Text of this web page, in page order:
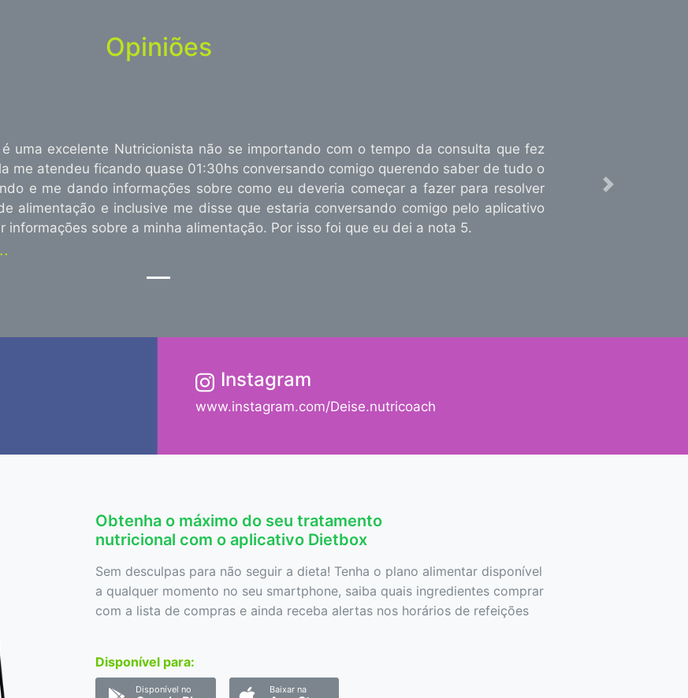
Opiniões
uma excelente Nutricionista não se importando com o tempo da consulta que fez
me atendeu ficando quase 01:30hs conversando comigo querendo saber de tudo o
e me dando informações sobre como eu deveria começar a fazer para resolver
alimentação e inclusive me disse que estaria conversando comigo pelo aplicativo
informações sobre a minha alimentação. Por isso foi que eu dei a nota 5.
Next
Instagram
www.instagram.com/Deise.nutricoach
Obtenha o máximo do seu tratamento
nutricional com o aplicativo Dietbox
Sem desculpas para não seguir a dieta! Tenha o plano alimentar disponível
a qualquer momento no seu smartphone, saiba quais ingredientes comprar
com a lista de compras e ainda receba alertas nos horários de refeições
Disponível para:
Disponível no Baixar na